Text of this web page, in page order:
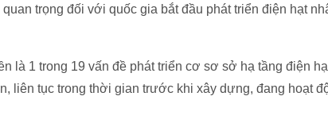
trọng đối với quốc gia bắt đầu phát triển điện hạt
là 1 trong 19 vấn đề phát triển cơ sơ sở hạ tầng điện
liên tục trong thời gian trước khi xây dựng, đang hoạt